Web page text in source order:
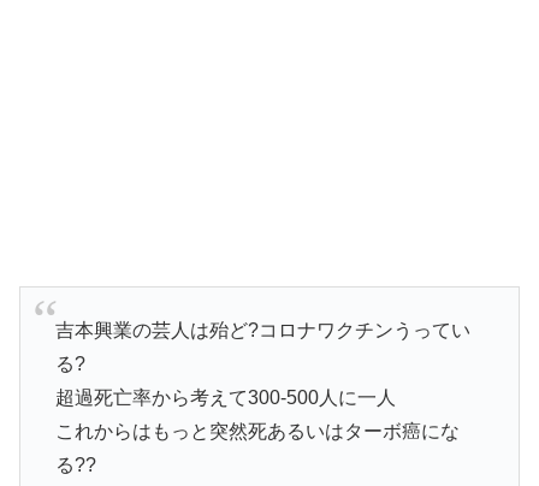
吉本興業の芸人は殆ど?コロナワクチンうってい
る?
超過死亡率から考えて300-500人に一人
これからはもっと突然死あるいはターボ癌にな
る??